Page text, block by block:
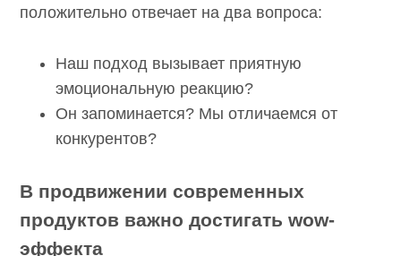
положительно отвечает на два вопроса:
Наш подход вызывает приятную
эмоциональную реакцию?
Он запоминается? Мы отличаемся от
конкурентов?
В продвижении современных
продуктов важно достигать wow-
эффекта